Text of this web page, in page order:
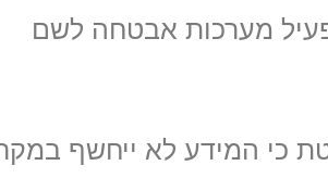
מערכות אבטחה לשם
כי המידע לא ייחשף